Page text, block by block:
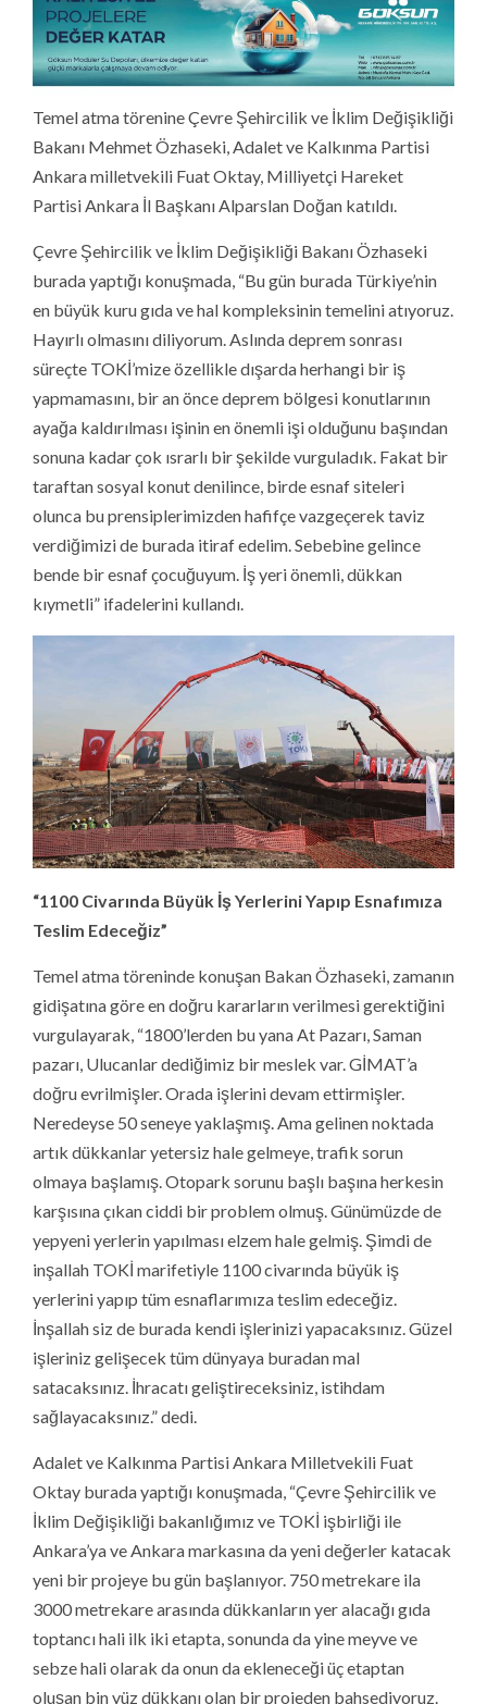
Temel atma törenine Çevre Şehircilik ve İklim Değişikliği
Bakanı Mehmet Özhaseki, Adalet ve Kalkınma Partisi
Ankara milletvekili Fuat Oktay, Milliyetçi Hareket
Partisi Ankara İl Başkanı Alparslan Doğan katıldı.
Çevre Şehircilik ve İklim Değişikliği Bakanı Özhaseki
burada yaptığı konuşmada, “Bu gün burada Türkiye’nin
en büyük kuru gıda ve hal kompleksinin temelini atıyoruz.
Hayırlı olmasını diliyorum. Aslında deprem sonrası
süreçte TOKİ’mize özellikle dışarda herhangi bir iş
yapmamasını, bir an önce deprem bölgesi konutlarının
ayağa kaldırılması işinin en önemli işi olduğunu başından
sonuna kadar çok ısrarlı bir şekilde vurguladık. Fakat bir
taraftan sosyal konut denilince, birde esnaf siteleri
olunca bu prensiplerimizden hafifçe vazgeçerek taviz
verdiğimizi de burada itiraf edelim. Sebebine gelince
bende bir esnaf çocuğuyum. İş yeri önemli, dükkan
kıymetli” ifadelerini kullandı.
“1100 Civarında Büyük İş Yerlerini Yapıp Esnafımıza
Teslim Edeceğiz”
Temel atma töreninde konuşan Bakan Özhaseki, zamanın
gidişatına göre en doğru kararların verilmesi gerektiğini
vurgulayarak, “1800’lerden bu yana At Pazarı, Saman
pazarı, Ulucanlar dediğimiz bir meslek var. GİMAT’a
doğru evrilmişler. Orada işlerini devam ettirmişler.
Neredeyse 50 seneye yaklaşmış. Ama gelinen noktada
artık dükkanlar yetersiz hale gelmeye, trafik sorun
olmaya başlamış. Otopark sorunu başlı başına herkesin
karşısına çıkan ciddi bir problem olmuş. Günümüzde de
yepyeni yerlerin yapılması elzem hale gelmiş. Şimdi de
inşallah TOKİ marifetiyle 1100 civarında büyük iş
yerlerini yapıp tüm esnaflarımıza teslim edeceğiz.
İnşallah siz de burada kendi işlerinizi yapacaksınız. Güzel
işleriniz gelişecek tüm dünyaya buradan mal
satacaksınız. İhracatı geliştireceksiniz, istihdam
sağlayacaksınız.” dedi.
Adalet ve Kalkınma Partisi Ankara Milletvekili Fuat
Oktay burada yaptığı konuşmada, “Çevre Şehircilik ve
İklim Değişikliği bakanlığımız ve TOKİ işbirliği ile
Ankara’ya ve Ankara markasına da yeni değerler katacak
yeni bir projeye bu gün başlanıyor. 750 metrekare ila
3000 metrekare arasında dükkanların yer alacağı gıda
toptancı hali ilk iki etapta, sonunda da yine meyve ve
sebze hali olarak da onun da ekleneceği üç etaptan
oluşan bin yüz dükkanı olan bir projeden bahsediyoruz.